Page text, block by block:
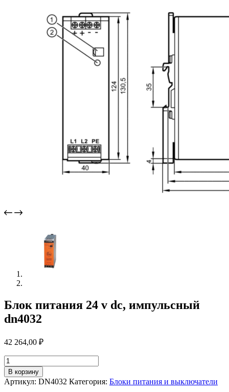
Блок питания 24 v dc, импульсный
dn4032
42 264,00 ₽
Количество
товара
Блок
питания
В корзину
Артикул: DN4032 Категория: Блоки питания и выключатели